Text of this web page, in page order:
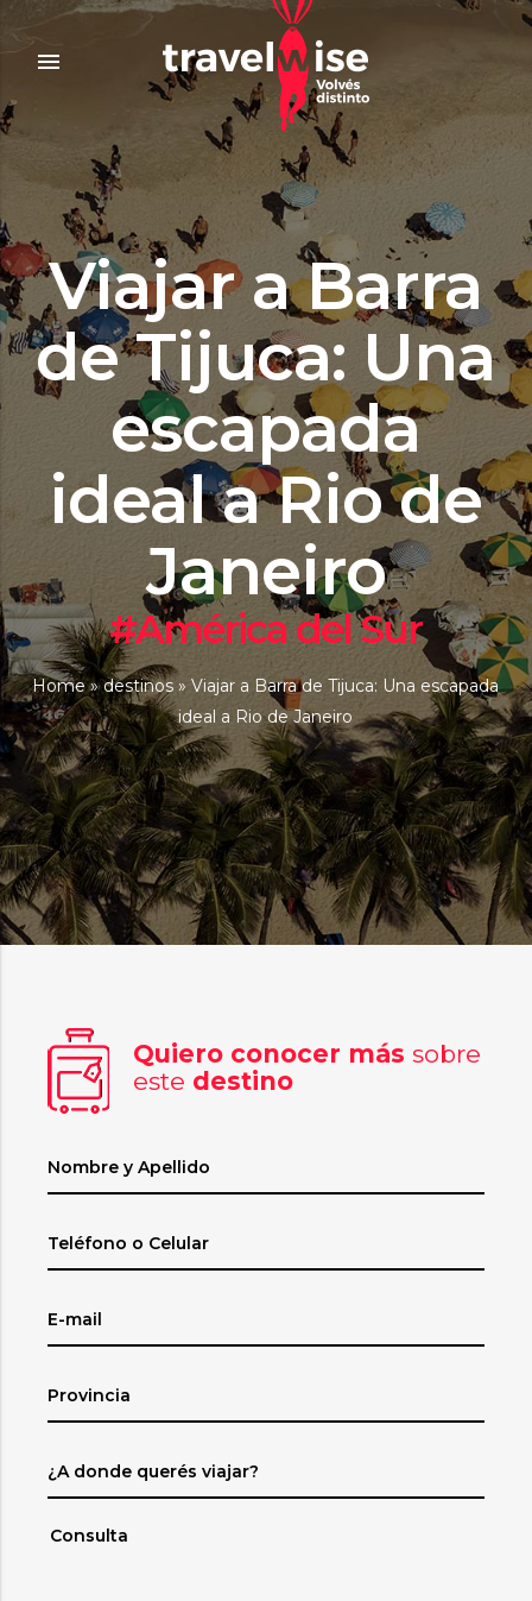
menu
Viajar a Barra
de Tijuca: Una
escapada
ideal a Rio de
Janeiro
#América del Sur
Home»destinos »Viajar a Barra de Tijuca: Una escapada
ideal a Rio de Janeiro
Quiero conocer más sobre
este destino